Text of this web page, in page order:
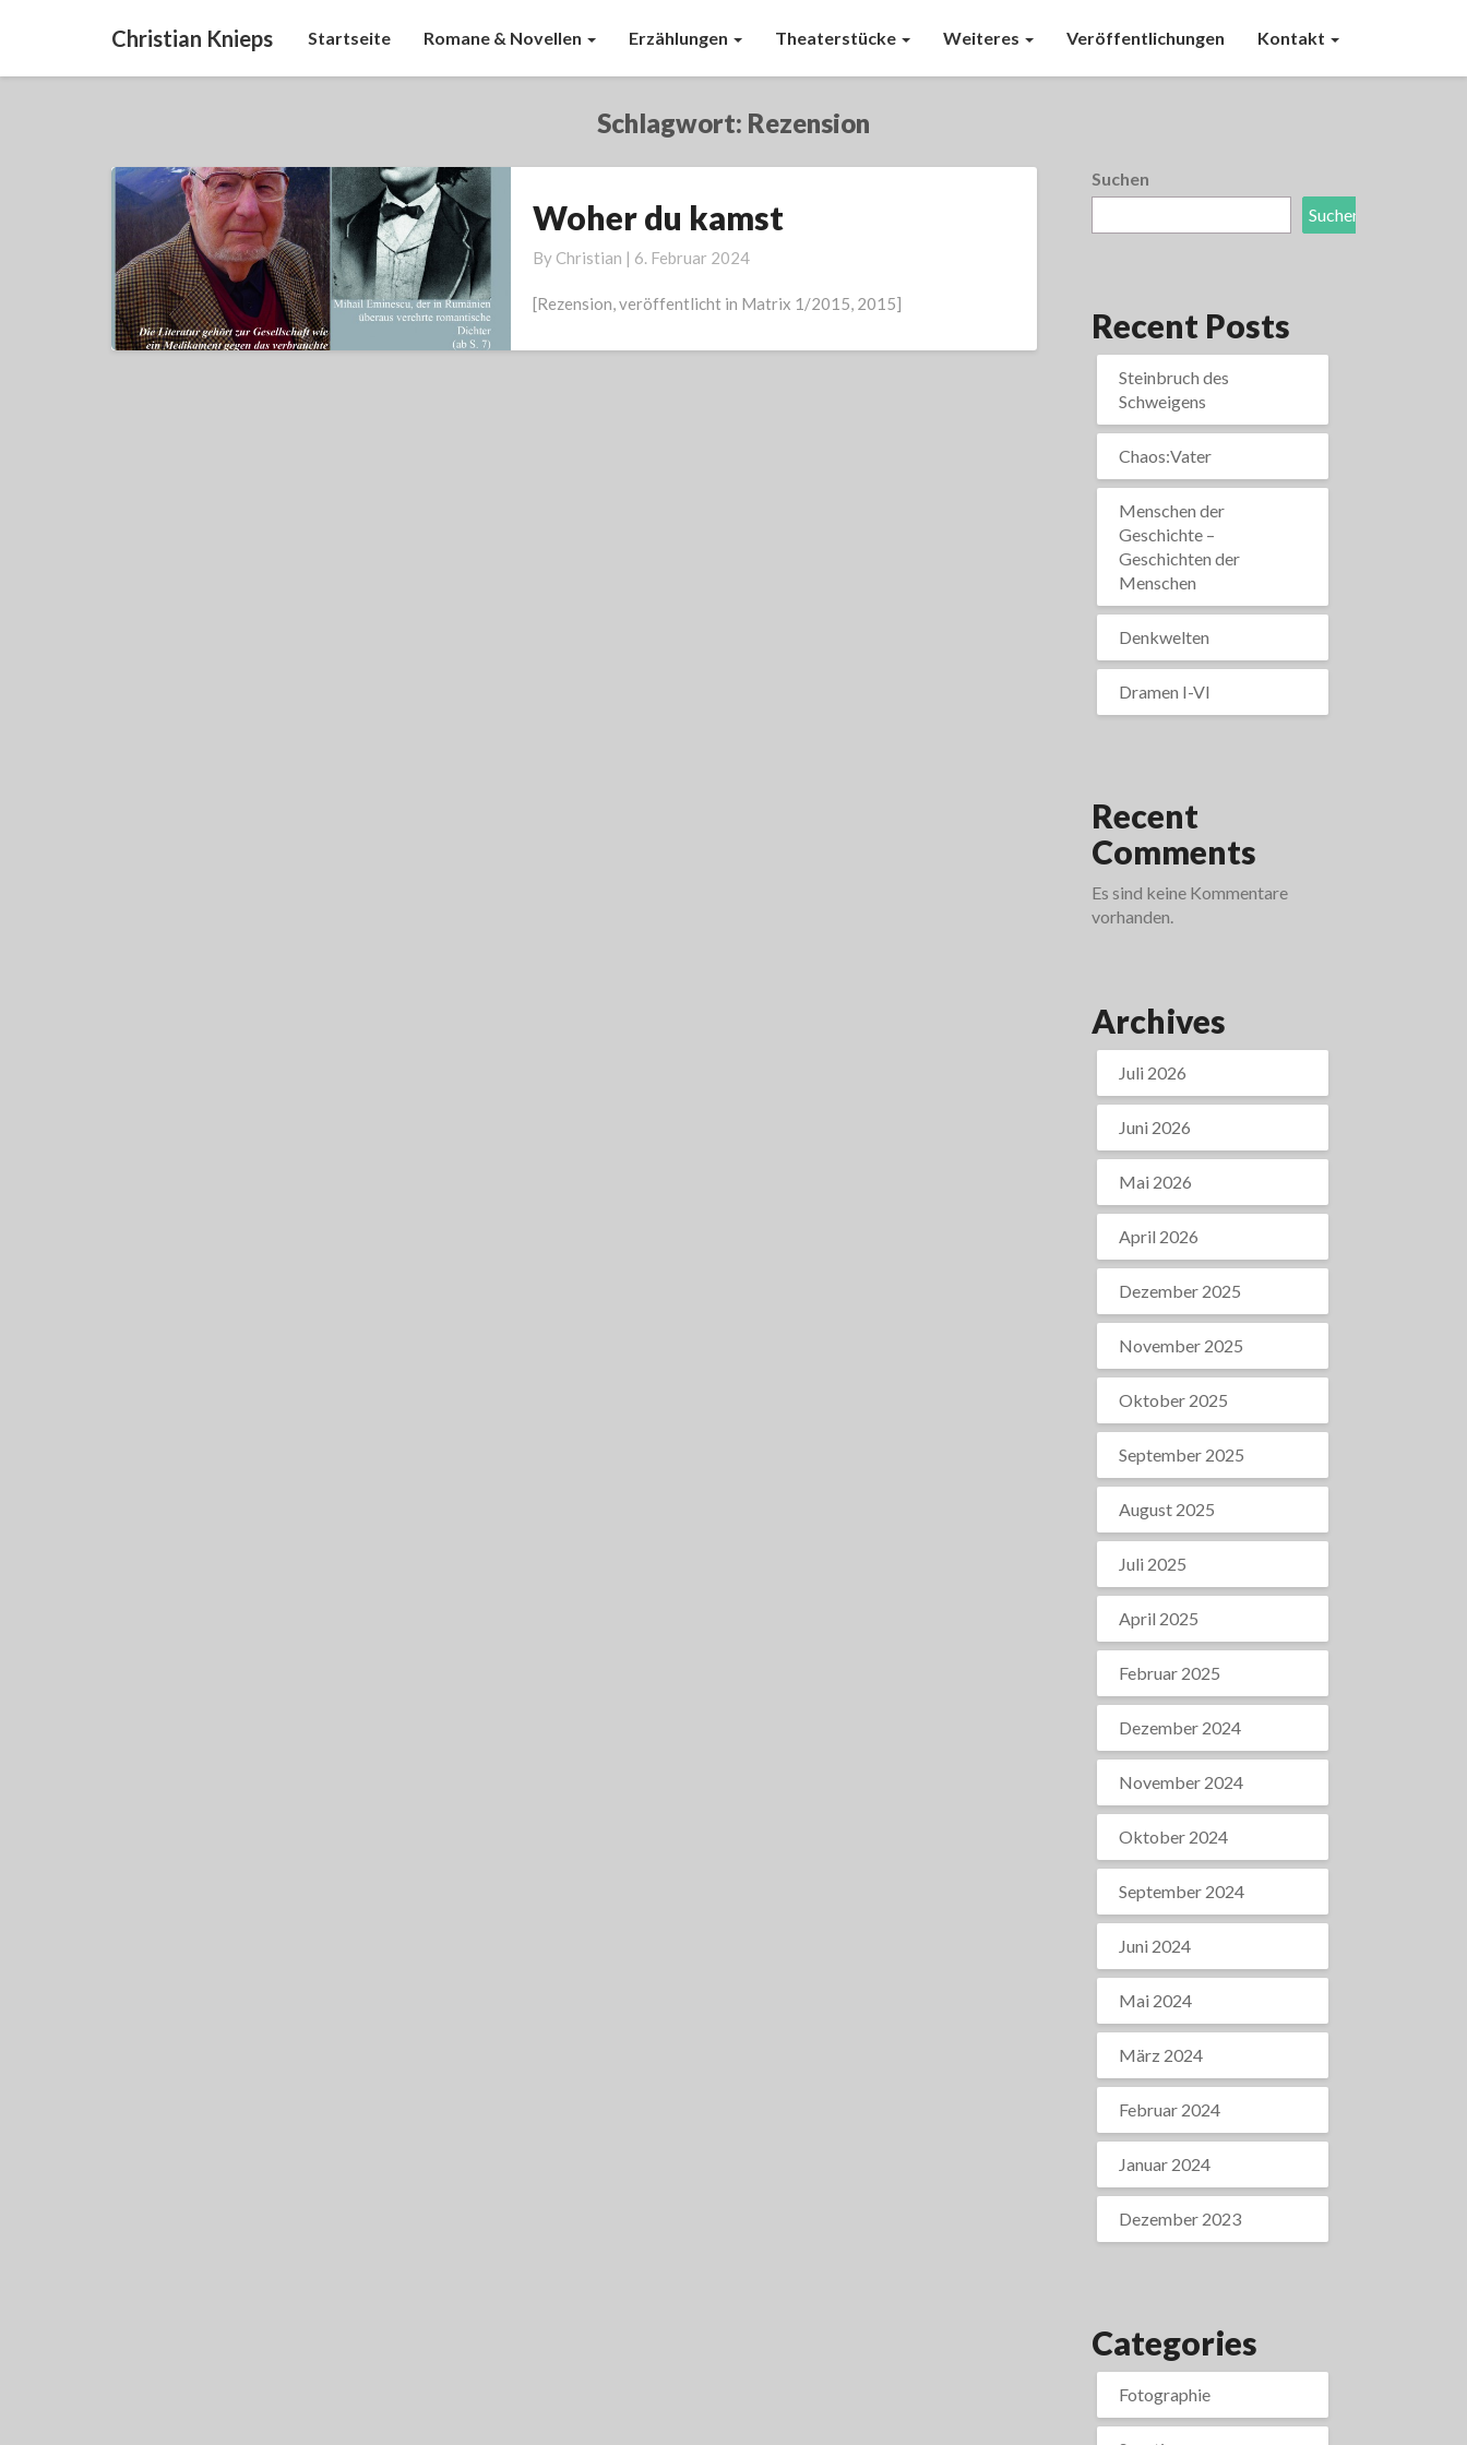
Christian Knieps Startseite Romane & Novellen Erzählungen Theaterstücke Weiteres Veröffentlichungen Kontakt
Schlagwort: Rezension
Woher
kamst
Woher du kamst
By Christian | 6. Februar 2024
[Rezension, veröffentlicht in Matrix 1/2015, 2015]
Suchen
Suchen
Recent Posts
Steinbruch des
Schweigens
Chaos:Vater
Menschen der
Geschichte –
Geschichten der
Menschen
Denkwelten
Dramen I-VI
Recent
Comments
Es sind keine Kommentare
vorhanden.
Archives
Juli 2026
Juni 2026
Mai 2026
April 2026
Dezember 2025
November 2025
Oktober 2025
September 2025
August 2025
Juli 2025
April 2025
Februar 2025
Dezember 2024
November 2024
Oktober 2024
September 2024
Juni 2024
Mai 2024
März 2024
Februar 2024
Januar 2024
Dezember 2023
Categories
Fotographie